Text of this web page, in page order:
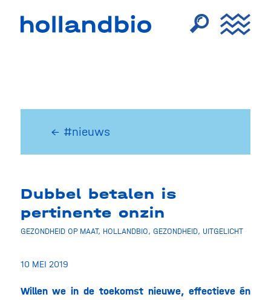
← #nieuws
Dubbel betalen is
pertinente onzin
GEZONDHEID OP MAAT, HOLLANDBIO, GEZONDHEID, UITGELICHT
10 MEI 2019
Willen we in de toekomst nieuwe, effectieve én